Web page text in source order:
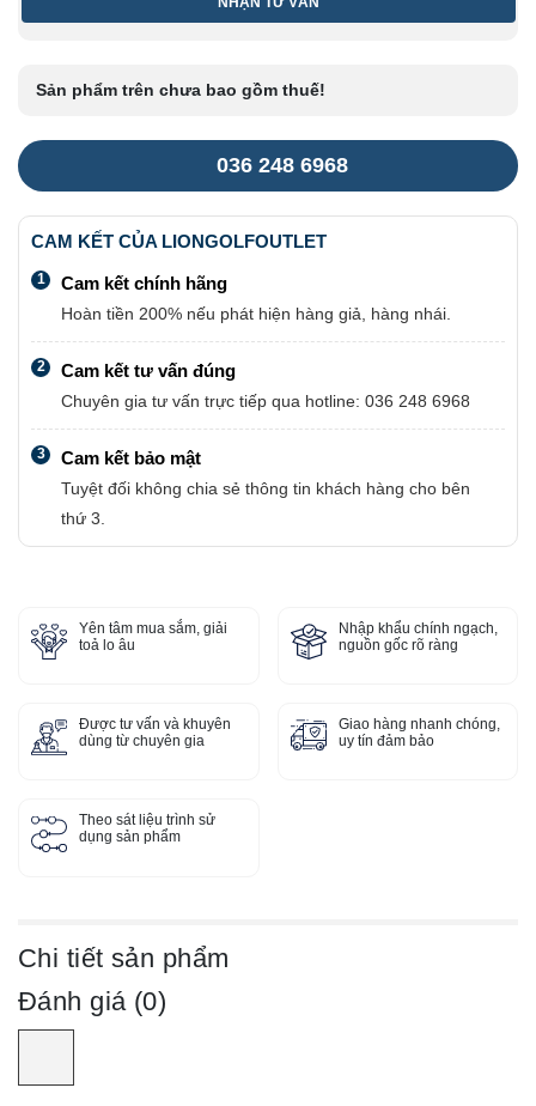
đặt
Sản phẩm trên chưa bao gồm thuế!
036 248 6968
CAM KẾT CỦA LIONGOLFOUTLET
1 Cam kết chính hãng
Hoàn tiền 200% nếu phát hiện hàng giả, hàng nhái.
2 Cam kết tư vấn đúng
Chuyên gia tư vấn trực tiếp qua hotline: 036 248 6968
3 Cam kết bảo mật
Tuyệt đối không chia sẻ thông tin khách hàng cho bên
thứ 3.
Yên tâm mua sắm, giải
toả lo âu
Nhập khẩu chính ngạch,
nguồn gốc rõ ràng
Được tư vấn và khuyên
dùng từ chuyên gia
Giao hàng nhanh chóng,
uy tín đảm bảo
Theo sát liệu trình sử
dụng sản phẩm
Chi tiết sản phẩm
Đánh giá (0)